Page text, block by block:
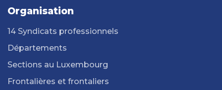
Organisation
14 Syndicats professionnels
Départements
Sections au Luxembourg
Frontalières et frontaliers